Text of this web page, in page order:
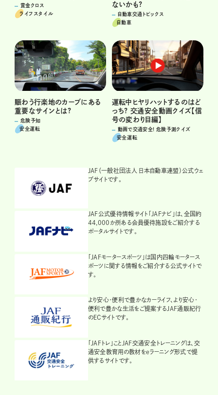
賞金クロス
ライフスタイル
ないかも?
自動車交通トピックス
自動車
賑わう行楽地のカーブにある
重要なサインとは?
危険予知
安全運転
運転中ヒヤリハットするのはど
っち? 交通安全動画クイズ【信
号の変わり目編】
動画で交通安全! 危険予測クイズ
安全運転
JAF（一般社団法人 日本自動車連盟）公式ウェ
ブサイトです。
JAF公式優待情報サイト「JAFナビ」は、全国約
44,000か所ある会員優待施設をご紹介する
ポータルサイトです。
「JAFモータースポーツ」は国内四輪モータース
ポーツに関する情報をご紹介する公式サイトで
す。
より安心・便利で豊かなカーライフ、より安心・
便利で豊かな生活をご提案するJAF通販紀行
のECサイトです。
「JAFトレ」ことJAF交通安全トレーニングは、交
通安全教育用の教材をeラーニング形式で提
供するサイトです。